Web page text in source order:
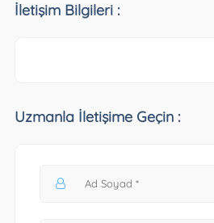
İletişim Bilgileri :
Uzmanla İletişime Geçin :